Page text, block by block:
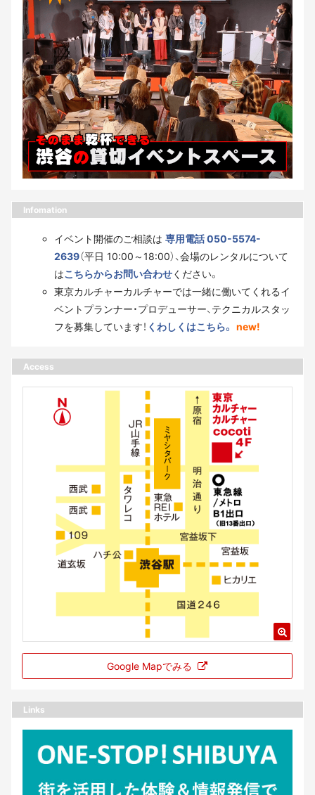
Infomation
イベント開催のご相談は 専用電話 050-5574-
2639（平日 10:00～18:00）、会場のレンタルについて
はこちらからお問い合わせください。
東京カルチャーカルチャーでは一緒に働いてくれるイ
ベントプランナー・プロデューサー、テクニカルスタッ
フを募集しています！ くわしくはこちら。 new!
Access
Google Mapでみる
Links